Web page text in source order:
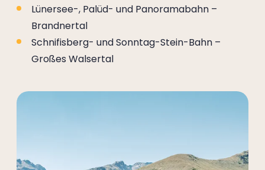
Lünersee-, Palüd- und Panoramabahn –
Brandnertal
Schnifisberg- und Sonntag-Stein-Bahn –
Großes Walsertal